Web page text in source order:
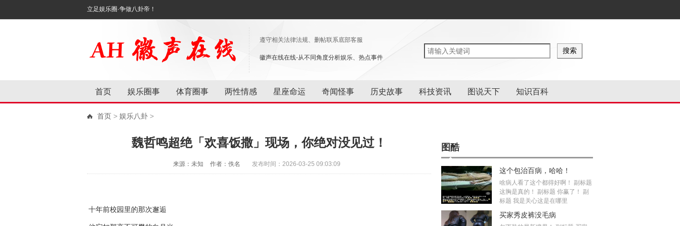
立足娱乐圈·争做八卦帝！
遵守相关法律法规、删帖联系底部客服
徽声在线在线-从不同角度分析娱乐、热点事件
首页 娱乐圈事 体育圈事 两性情感 星座命运 奇闻怪事 历史故事 科技资讯 图说天下 知识百科
首页 > 娱乐八卦 >
魏哲鸣超绝「欢喜饭撒」现场，你绝对没见过！
来源：未知 作者：佚名 发布时间：2026-03-25 09:03:09
十年前校园里的那次邂逅
图酷
这个包治百病，哈哈！
啥病人看了这个都得好啊！ 副标题
这胸是真的！ 副标题 你赢了！ 副
标题 我是关心这是在哪里
买家秀皮裤没毛病